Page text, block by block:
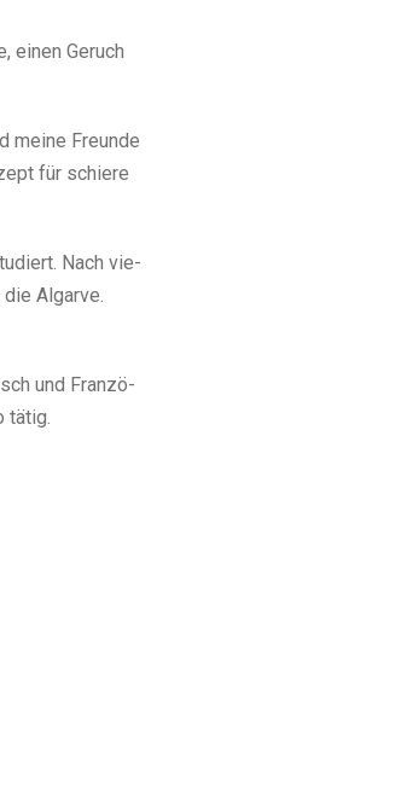
einen Geruch
mei­ne Freun­de
für schie­re
Nach vie­
Algar­ve.
und Fran­zö­
tätig.